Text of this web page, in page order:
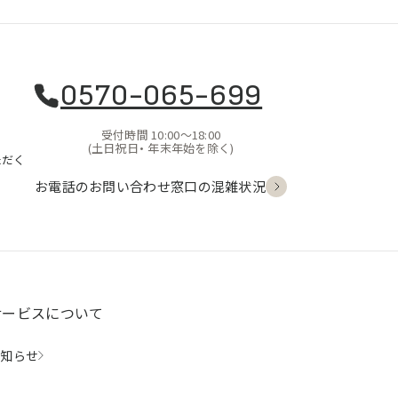
く
0570-065-699
受付時間 10:00〜18:00
(土日祝日・ 年末年始を除く)
お電話のお問い合わせ窓口の混雑状況
ビスについて
らせ